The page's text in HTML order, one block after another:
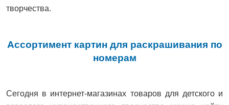
творчества.
Ассортимент картин для раскрашивания по
номерам
Сегодня в интернет-магазинах товаров для детского и